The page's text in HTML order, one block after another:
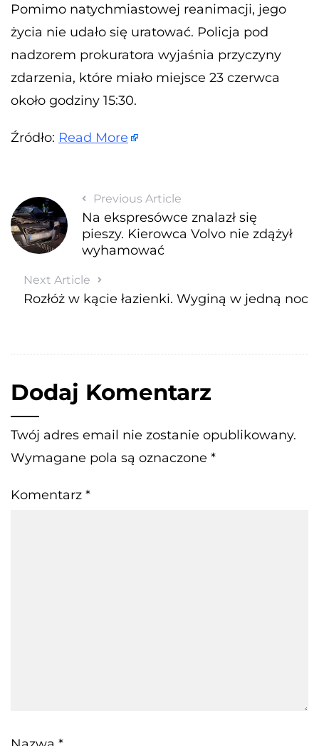
Pomimo natychmiastowej reanimacji, jego
życia nie udało się uratować. Policja pod
nadzorem prokuratora wyjaśnia przyczyny
zdarzenia, które miało miejsce 23 czerwca
około godziny 15:30.
Źródło: Read More
Previous Article
Na ekspresówce znalazł się
pieszy. Kierowca Volvo nie zdążył
wyhamować
Next Article
Rozłóż w kącie łazienki. Wyginą w jedną noc
Dodaj Komentarz
Twój adres email nie zostanie opublikowany.
Wymagane pola są oznaczone *
Komentarz *